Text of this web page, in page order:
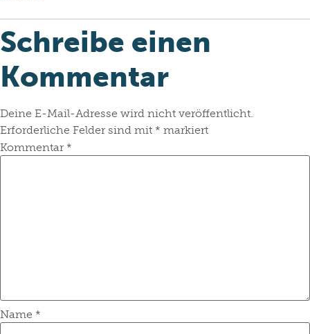
Schreibe einen
Kommentar
Deine E-Mail-Adresse wird nicht veröffentlicht.
Erforderliche Felder sind mit * markiert
Kommentar *
Name *